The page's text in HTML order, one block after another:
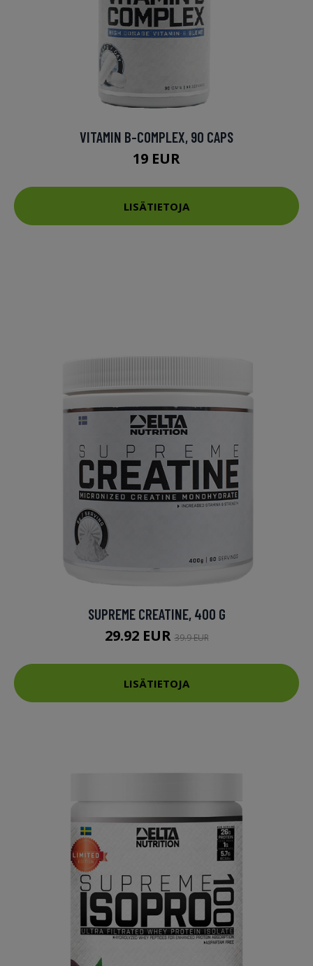
VITAMIN B-COMPLEX, 90 CAPS
19 EUR
LISÄTIETOJA
SUPREME CREATINE, 400 G
29.92 EUR39.9 EUR
LISÄTIETOJA